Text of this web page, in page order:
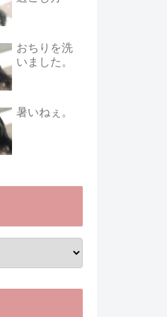
おちりを洗
いました。
暑いねぇ。